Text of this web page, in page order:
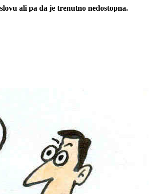
ali pa da je trenutno nedostopna.